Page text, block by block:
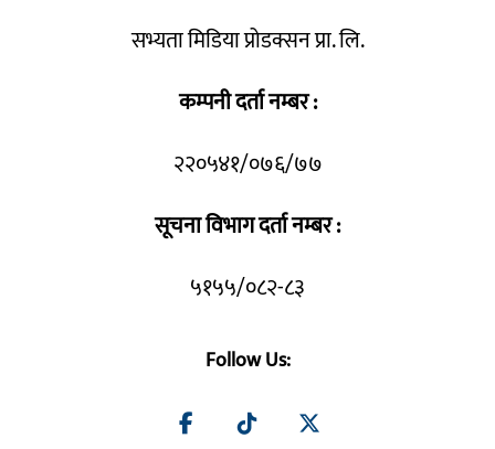
सभ्यता मिडिया प्रोडक्सन प्रा. लि.
कम्पनी दर्ता नम्बर :
२२०५४१/०७६/७७
सूचना विभाग दर्ता नम्बर :
५१५५/०८२-८३
Follow Us: